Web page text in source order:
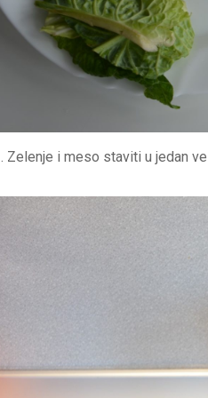
Zelenje i meso staviti u jedan